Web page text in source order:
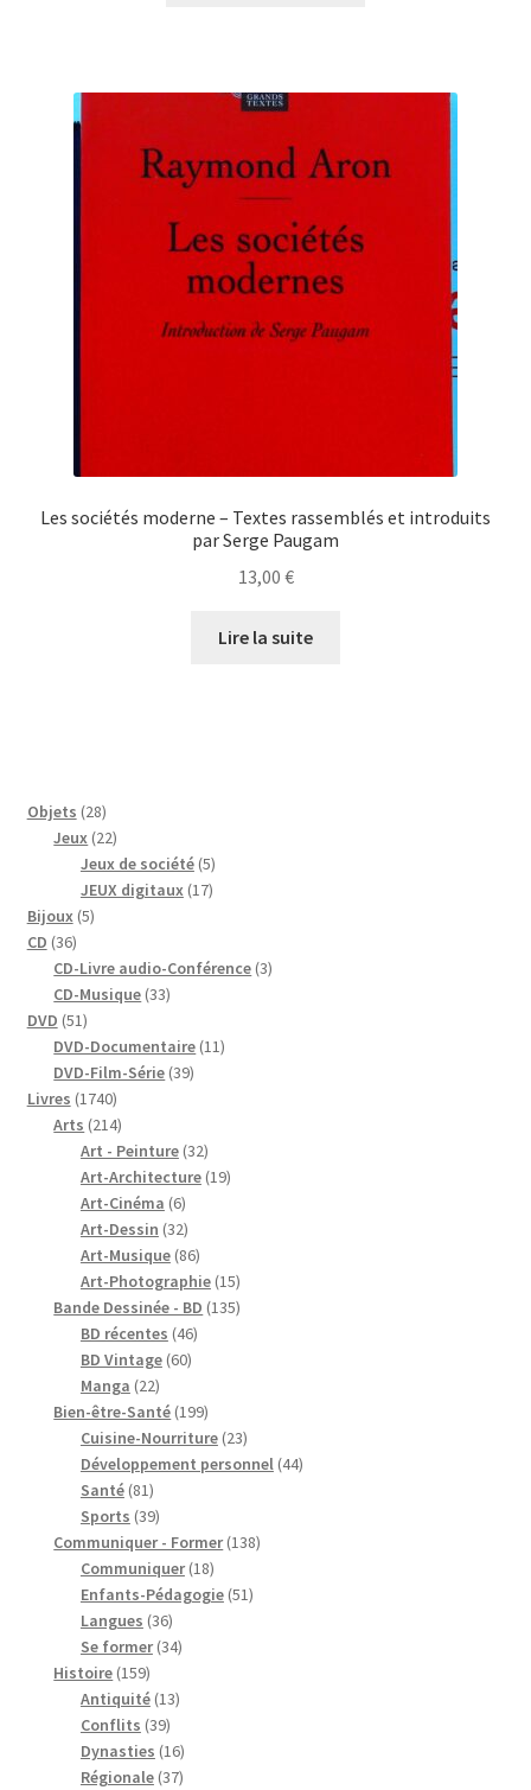
Les sociétés moderne – Textes rassemblés et introduits
par Serge Paugam
13,00 €
Lire la suite
Objets 2828
produits
Jeux 2222
produits
Jeux de société 55
produits
JEUX digitaux 1717
Bijoux 55
CD 3636
produits
CD-Livre audio-Conférence 33
CD-Musique 3333
DVD 5151
produits
DVD-Documentaire 1111
DVD-Film-Série 3939
Livres 17401740
produits
Arts 214214
produits
Art - Peinture 3232
produits
Art-Architecture 1919
Art-Cinéma 66
produits
Art-Dessin 3232
produits
Art-Musique 8686
produits
Art-Photographie 1515
produits
Bande Dessinée - BD 135135
BD récentes 4646
BD Vintage 6060
Manga 2222
produits
Bien-être-Santé 199199
produits
Cuisine-Nourriture 2323
produits
Développement personnel 4444
Santé 8181
produits
Sports 3939
produits
Communiquer - Former 138138
Communiquer 1818
produits
Enfants-Pédagogie 5151
Langues 3636
produits
Se former 3434
Histoire 159159
produits
Antiquité 1313
Conflits 3939
produits
Dynasties 1616
produits
Régionale 3737